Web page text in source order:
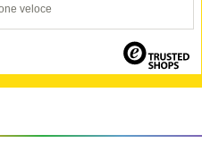
veloce